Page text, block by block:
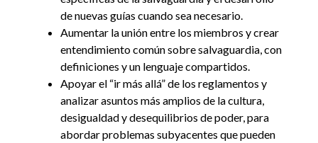
de nuevas guías cuando sea necesario.
Aumentar la unión entre los miembros y crear
entendimiento común sobre salvaguardia, con
definiciones y un lenguaje compartidos.
Apoyar el “ir más allá” de los reglamentos y
analizar asuntos más amplios de la cultura,
desigualdad y desequilibrios de poder, para
abordar problemas subyacentes que pueden